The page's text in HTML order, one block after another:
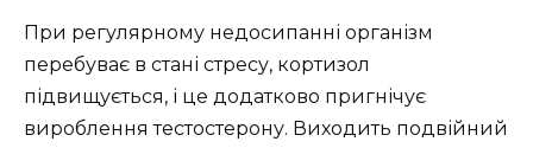
При регулярному недосипанні організм
перебуває в стані стресу, кортизол
підвищується, і це додатково пригнічує
вироблення тестостерону. Виходить подвійний